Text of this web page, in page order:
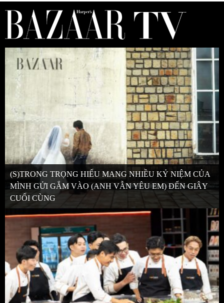
(S)TRONG TRỌNG HIẾU MANG NHIỀU KỶ NIỆM CỦA
MÌNH GỬI GẮM VÀO (ANH VẪN YÊU EM) ĐẾN GIÂY
CUỐI CÙNG